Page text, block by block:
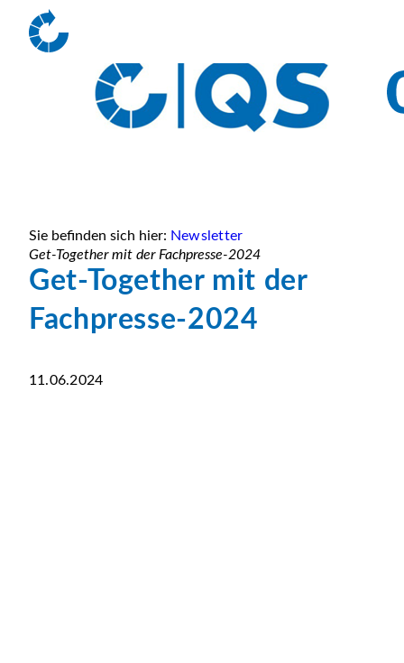
Sie befinden sich hier: Newsletter
Get-Together mit der Fachpresse-2024
Get-Together mit der
Fachpresse-2024
11.06.2024